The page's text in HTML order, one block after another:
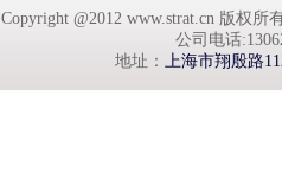
Copyright @2012 www.strat.cn 版权
公司电话
地址： 上海市翔殷路